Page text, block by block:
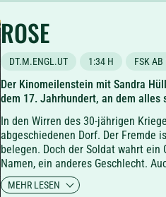
ROSE
DT.M.ENGL.UT 1:34 H FSK
Der Kinomeilenstein mit Sandra
dem 17. Jahrhundert, an dem alles
In den Wirren des 30-jährigen
abgeschiedenen Dorf. Der Fremde
belegen. Doch der Soldat wahrt
Namen, ein anderes Geschlecht.
wird er eingehen. Denn wer so weit
entschieden, hier sein Glück zu
MEHR LESEN